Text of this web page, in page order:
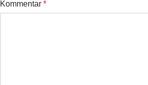
Kommentar *